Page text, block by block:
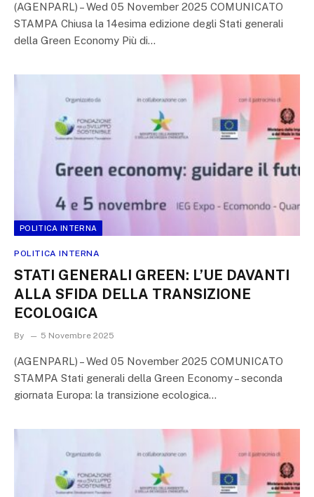
(AGENPARL) – Wed 05 November 2025 COMUNICATO
STAMPA Chiusa la 14esima edizione degli Stati generali
della Green Economy Più di…
POLITICA INTERNA
POLITICA INTERNA
STATI GENERALI GREEN: L’UE DAVANTI
ALLA SFIDA DELLA TRANSIZIONE
ECOLOGICA
By 5 Novembre 2025
(AGENPARL) – Wed 05 November 2025 COMUNICATO
STAMPA Stati generali della Green Economy – seconda
giornata Europa: la transizione ecologica…